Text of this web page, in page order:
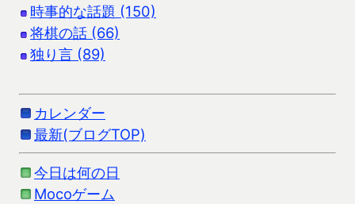
時事的な話題 (150)
将棋の話 (66)
独り言 (89)
カレンダー
最新(ブログTOP)
今日は何の日
Mocoゲーム